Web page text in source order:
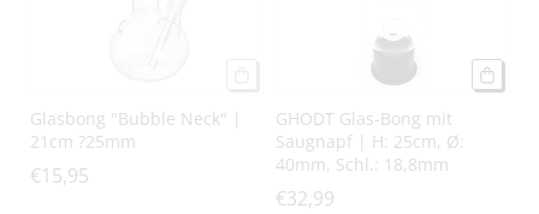
Glasbong "Bubble Neck" |
21cm ?25mm
€15,95
GHODT Glas-Bong mit
Saugnapf | H: 25cm, Ø:
40mm, Schl.: 18,8mm
€32,99